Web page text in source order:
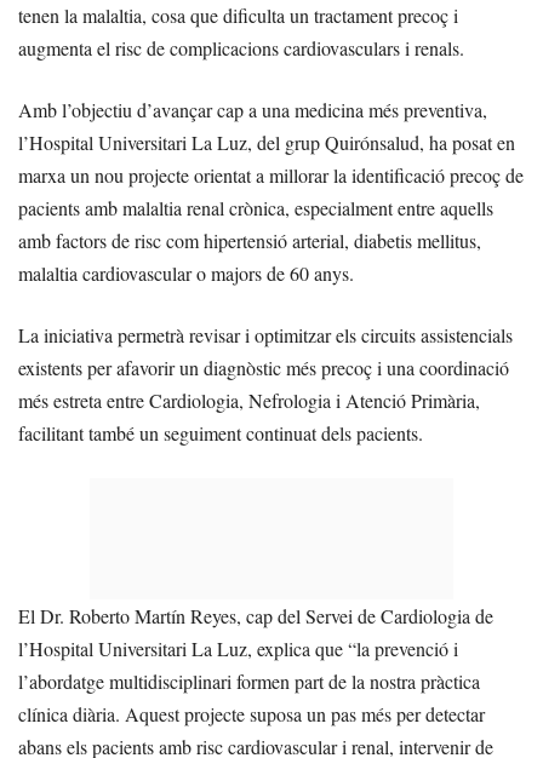
tenen la malaltia, cosa que dificulta un tractament precoç i
augmenta el risc de complicacions cardiovasculars i renals.
Amb l’objectiu d’avançar cap a una medicina més preventiva,
l’Hospital Universitari La Luz, del grup Quirónsalud, ha posat en
marxa un nou projecte orientat a millorar la identificació precoç de
pacients amb malaltia renal crònica, especialment entre aquells
amb factors de risc com hipertensió arterial, diabetis mellitus,
malaltia cardiovascular o majors de 60 anys.
La iniciativa permetrà revisar i optimitzar els circuits assistencials
existents per afavorir un diagnòstic més precoç i una coordinació
més estreta entre Cardiologia, Nefrologia i Atenció Primària,
facilitant també un seguiment continuat dels pacients.
El Dr. Roberto Martín Reyes, cap del Servei de Cardiologia de
l’Hospital Universitari La Luz, explica que “la prevenció i
l’abordatge multidisciplinari formen part de la nostra pràctica
clínica diària. Aquest projecte suposa un pas més per detectar
abans els pacients amb risc cardiovascular i renal, intervenir de